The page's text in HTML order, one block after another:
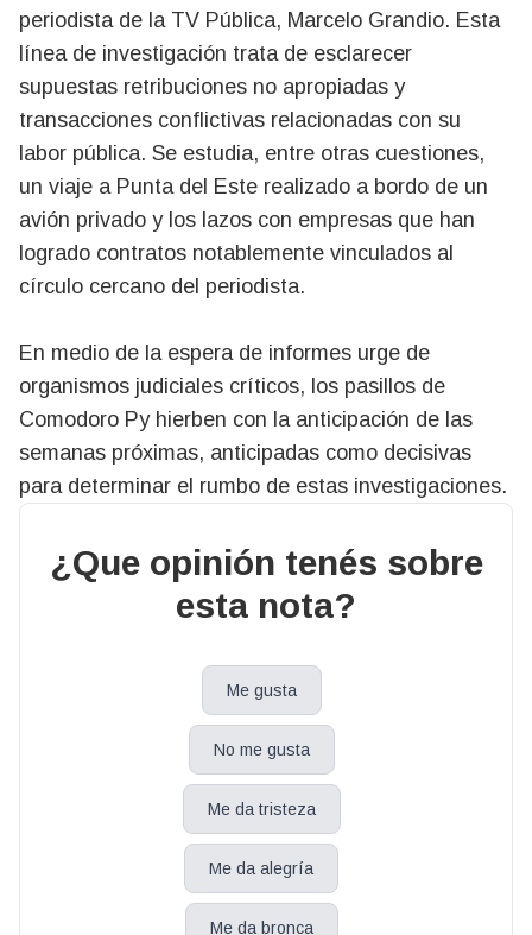
periodista de la TV Pública, Marcelo Grandio. Esta
línea de investigación trata de esclarecer
supuestas retribuciones no apropiadas y
transacciones conflictivas relacionadas con su
labor pública. Se estudia, entre otras cuestiones,
un viaje a Punta del Este realizado a bordo de un
avión privado y los lazos con empresas que han
logrado contratos notablemente vinculados al
círculo cercano del periodista.
En medio de la espera de informes urge de
organismos judiciales críticos, los pasillos de
Comodoro Py hierben con la anticipación de las
semanas próximas, anticipadas como decisivas
para determinar el rumbo de estas investigaciones.
¿Que opinión tenés sobre
esta nota?
Me gusta
No me gusta
Me da tristeza
Me da alegría
Me da bronca